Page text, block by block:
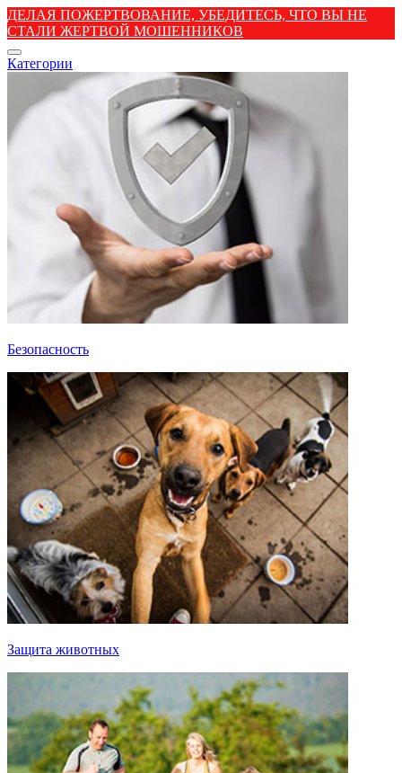
ДЕЛАЯ ПОЖЕРТВОВАНИЕ, УБЕДИТЕСЬ, ЧТО ВЫ НЕ
СТАЛИ ЖЕРТВОЙ МОШЕННИКОВ
Категории
Безопасность
Защита животных